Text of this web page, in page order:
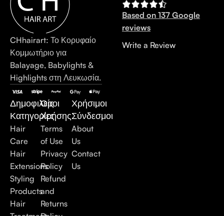
CHhairart: Το Κορυφαίο
Κομμωτήριο για
Balayage, Babylights &
Highlights στη Λευκωσία.
Δημοφιλείς
Κατηγορίες
Hair
Care
Hair
Extensions
Styling
Products
Hair
Όροι
Χρήσης
Terms
of Use
Privacy
Policy
Refund
and
Returns
Χρήσιμοι
Σύνδεσμοι
About
Us
Contact
Us
Based on 137 Google
reviews
Write a Review